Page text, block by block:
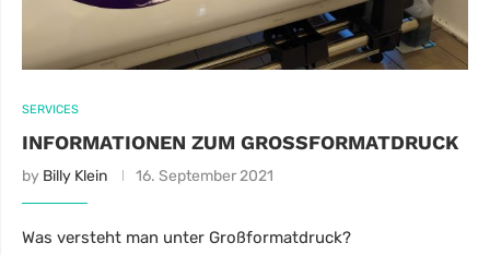
SERVICES
INFORMATIONEN ZUM GROSSFORMATDRUCK
by Billy Klein 16. September 2021
Was versteht man unter Großformatdruck?